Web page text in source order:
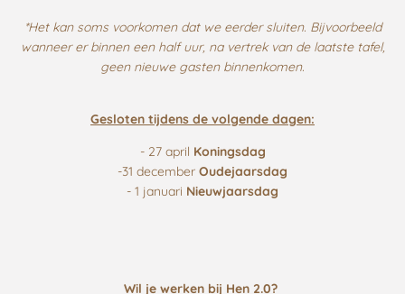
*Het kan soms voorkomen dat we eerder sluiten. Bijvoorbeeld
wanneer er binnen een half uur, na vertrek van de laatste tafel,
geen nieuwe gasten binnenkomen.
Gesloten tijdens de volgende dagen:
- 27 april Koningsdag
-31 december Oudejaarsdag
- 1 januari Nieuwjaarsdag
Wil je werken bij Hen 2.0?